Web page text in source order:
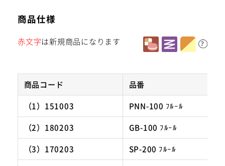
商品仕様
赤文字は新規商品になります
商品コード
品番
（1）151003
PNN-100 ﾌﾙｰﾙ
（2）180203
GB-100 ﾌﾙｰﾙ
（3）170203
SP-200 ﾌﾙｰﾙ